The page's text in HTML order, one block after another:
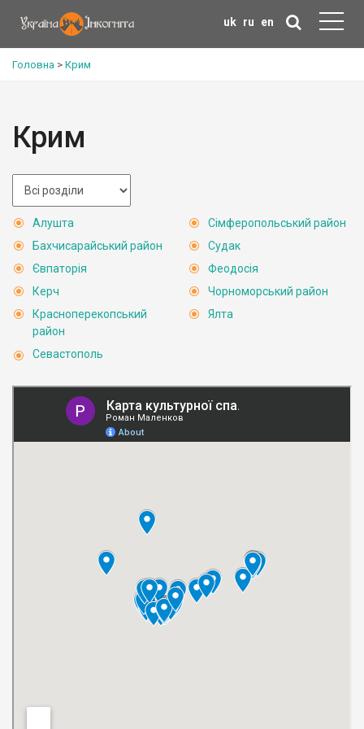
uk ru en
Головна > Крим
Крим
Алушта
Бахчисарайський район
Євпаторія
Керч
Красноперекопський
район
Севастополь
Сімферопольський район
Судак
Феодосія
Чорноморський район
Ялта